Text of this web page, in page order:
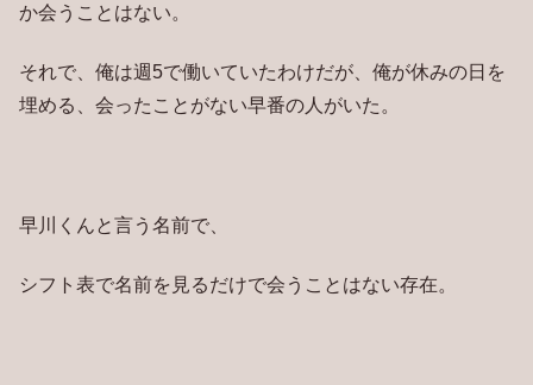
か会うことはない。
それで、俺は週5で働いていたわけだが、俺が休みの日を
埋める、会ったことがない早番の人がいた。
早川くんと言う名前で、
シフト表で名前を見るだけで会うことはない存在。